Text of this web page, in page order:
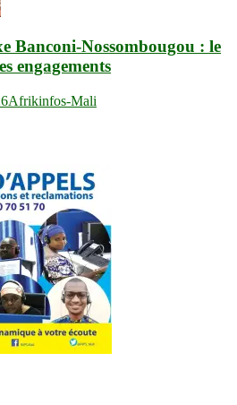
Banconi-Nossombougou : le
engagements
Afrikinfos-Mali